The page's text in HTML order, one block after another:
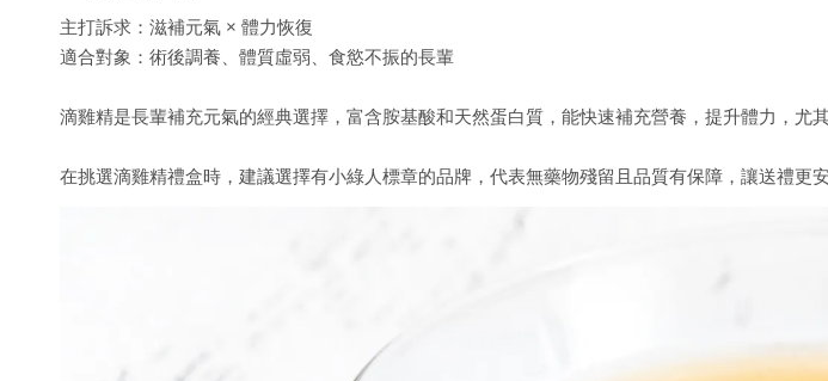
主打訴求：滋補元氣 × 體力恢復
適合對象：術後調養、體質虛弱、食慾不振的長輩
滴雞精是長輩補充元氣的經典選擇，富含胺基酸和天然蛋白質，能快速補充營養，提升體力，尤
在挑選滴雞精禮盒時，建議選擇有小綠人標章的品牌，代表無藥物殘留且品質有保障，讓送禮